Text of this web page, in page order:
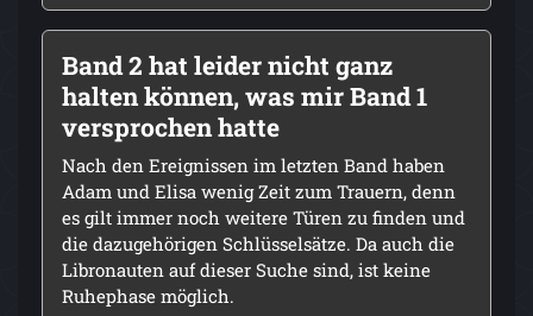
Band 2 hat leider nicht ganz
halten können, was mir Band 1
versprochen hatte
Nach den Ereignissen im letzten Band haben
Adam und Elisa wenig Zeit zum Trauern, denn
es gilt immer noch weitere Türen zu finden und
die dazugehörigen Schlüsselsätze. Da auch die
Libronauten auf dieser Suche sind, ist keine
Ruhephase möglich.